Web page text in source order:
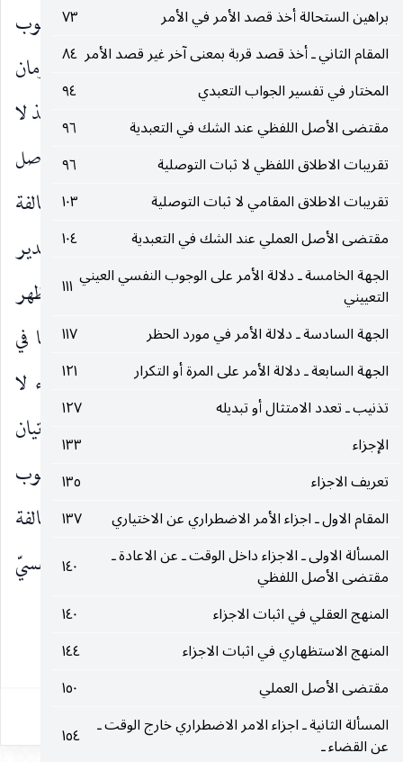
براهين الستحالة أخذ قصد الأمر في الأمر
٧٣
المقام الثاني ـ أخذ قصد قربة بمعنى آخر غير قصد الأمر ٨٤
المختار في تفسير الجواب التعبدي
٩٤
مقتضى الأصل اللفظي عند الشك في التعبدية
٩٦
تقريبات الاطلاق اللفظي لا ثبات التوصلية
٩٦
تقريبات الاطلاق المقامي لا ثبات التوصلية
١٠٣
مقتضى الأصل العملي عند الشك في التعبدية
١٠٤
الجهة الخامسة ـ دلالة الأمر على الوجوب النفسي العيني
التعييني
١١١
الجهة السادسة ـ دلالة الأمر في مورد الحظر
١١٧
الجهة السابعة ـ دلالة الأمر على المرة أو التكرار
١٢١
تذنيب ـ تعدد الامتثال أو تبديله
١٢٧
الإجزاء
١٣٣
تعريف الاجزاء
١٣٥
المقام الاول ـ اجزاء الأمر الاضطراري عن الاختياري
١٣٧
المسألة الاولى ـ الاجزاء داخل الوقت ـ عن الاعادة ـ
مقتضى الأصل اللفظي
١٤٠
المنهج العقلي في اثبات الاجزاء
١٤٠
المنهج الاستظهاري في اثبات الاجزاء
١٤٤
مقتضى الأصل العملي
١٥٠
المسألة الثانية ـ اجزاء الامر الاضطراري خارج الوقت ـ
عن القضاء ـ ١٥٤
الثانية ـ أن تكون دائرة الشرطية وزمان الوجوب
الغيري أوسع من زمان الوجوب النفسيّ بأن كان زمان
الأول أعم وزمان الثاني قبل الظهر في المثال ، فانه حينئذ لا
يجري الانحلال في الصورة الثانية أي ما إذا كان أصل
وجوب الصلاة مشكوكا ، إذ يمكن حينئذ المخالفة
القطعية للتكليف النفسيّ المعلوم بالإجمال على كل تقدير
مستقلا عن الآخر ، بأن يترك الوضوء النفسيّ قبل الظهر
ويترك الصلاة بعد الظهر. ويجري الانحلال عكسيا في
الصورة الرابعة لأن مخالفة الوجوب النفسيّ للوضوء لا
تستلزم مخالفة الوجوب النفسيّ للتقيد ، إذ يمكنه الإتيان
بالوضوء بعد الظهر بخلاف العكس ، فان مخالفة وجوب
التقيد بفرض الإتيان بأصل الصلاة دون وضوء مخالفة
قطعية للتكليف فتجري البراءة عن الوجوب النفسيّ
للوضوء قبل الظهر.
٢٢٨